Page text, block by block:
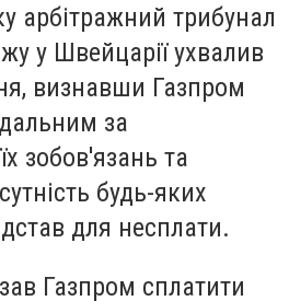
арбітражний трибунал
у Швейцарії ухвалив
визнавши Газпром
за
зобов'язань та
будь-яких
для несплати.
Газпром сплатити